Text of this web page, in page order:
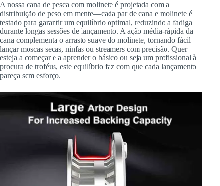
A nossa cana de pesca com molinete é projetada com a
distribuição de peso em mente—cada par de cana e molinete é
testado para garantir um equilíbrio optimal, reduzindo a fadiga
durante longas sessões de lançamento. A ação média-rápida da
cana complementa o arrasto suave do molinete, tornando fácil
lançar moscas secas, ninfas ou streamers com precisão. Quer
esteja a começar e a aprender o básico ou seja um profissional à
procura de troféus, este equilíbrio faz com que cada lançamento
pareça sem esforço.